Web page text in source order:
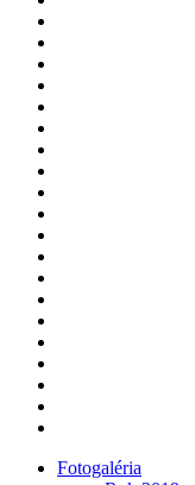
Fotogaléria